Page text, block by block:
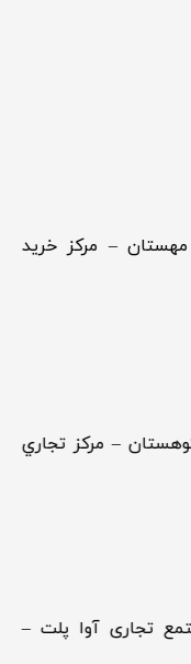
– مرکز خرید
– مركز تجاري
تجاری آوا پلت –